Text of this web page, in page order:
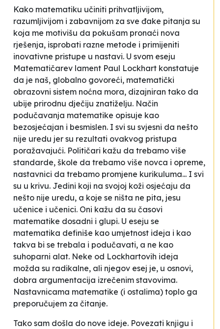
Kako matematiku učiniti prihvatljivijom,
razumljivijom i zabavnijom za sve đake pitanja su
koja me motivišu da pokušam pronaći nova
rješenja, isprobati razne metode i primijeniti
inovativne pristupe u nastavi. U svom eseju
Matematičarev lament Paul Lockhart konstatuje
da je naš, globalno govoreći, matematički
obrazovni sistem noćna mora, dizajniran tako da
ubije prirodnu dječiju znatiželju. Način
podučavanja matematike opisuje kao
bezosjećajan i besmislen. I svi su svjesni da nešto
nije uredu jer su rezultati ovakvog pristupa
poražavajući. Političari kažu da trebamo više
standarde, škole da trebamo više novca i opreme,
nastavnici da trebamo promjene kurikuluma... I svi
su u krivu. Jedini koji na svojoj koži osjećaju da
nešto nije uredu, a koje se ništa ne pita, jesu
učenice i učenici. Oni kažu da su časovi
matematike dosadni i glupi. U eseju se
matematika definiše kao umjetnost ideja i kao
takva bi se trebala i podučavati, a ne kao
suhoparni alat. Neke od Lockhartovih ideja
možda su radikalne, ali njegov esej je, u osnovi,
dobra argumentacija izrečenim stavovima.
Nastavnicama matematike (i ostalima) toplo ga
preporučujem za čitanje.
Tako sam došla do nove ideje. Povezati knjigu i